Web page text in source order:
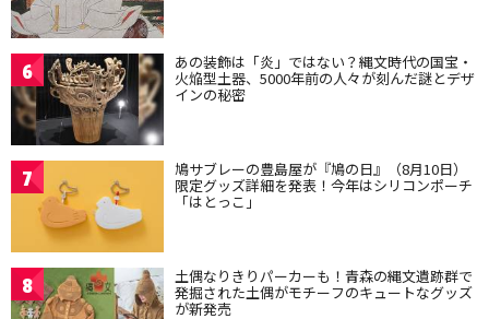
6 あの装飾は「炎」ではない？縄文時代の国宝・
火焔型土器、5000年前の人々が刻んだ謎とデザ
インの秘密
7 鳩サブレーの豊島屋が『鳩の日』（8月10日）
限定グッズ詳細を発表！今年はシリコンポーチ
「はとっこ」
8 土偶なりきりパーカーも！青森の縄文遺跡群で
発掘された土偶がモチーフのキュートなグッズ
が新発売